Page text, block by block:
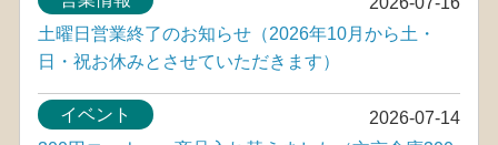
土曜日営業終了のお知らせ（2026年10月から土・
日・祝お休みとさせていただきます）
2026-07-14
イベント